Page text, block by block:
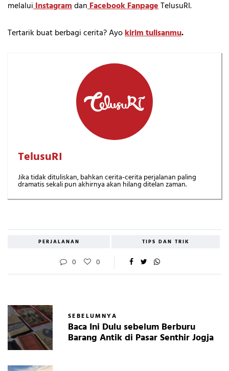
melaluiInstagramdanFacebook FanpageTelusuRI.
Tertarik buat berbagi cerita? Ayokirim tulisanmu.
TelusuRI
Jika tidak dituliskan, bahkan cerita-cerita perjalanan paling
dramatis sekali pun akhirnya akan hilang ditelan zaman.
PERJALANAN TIPS DAN TRIK
0 0
SEBELUMNYA
Baca Ini Dulu sebelum Berburu
Barang Antik di Pasar Senthir Jogja